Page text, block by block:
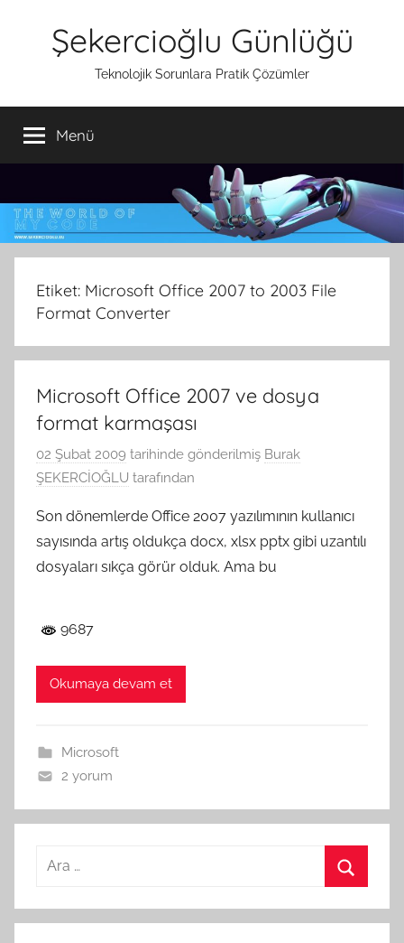
Şekercioğlu Günlüğü
Teknolojik Sorunlara Pratik Çözümler
Menü
Etiket: Microsoft Office 2007 to 2003 File
Format Converter
Microsoft Office 2007 ve dosya
format karmaşası
02 Şubat 2009 tarihinde gönderilmiş Burak
ŞEKERCİOĞLU tarafından
Son dönemlerde Office 2007 yazılımının kullanıcı
sayısında artış oldukça docx, xlsx pptx gibi uzantılı
dosyaları sıkça görür olduk. Ama bu
9687
Okumaya devam et
Microsoft
2 yorum
Arama: